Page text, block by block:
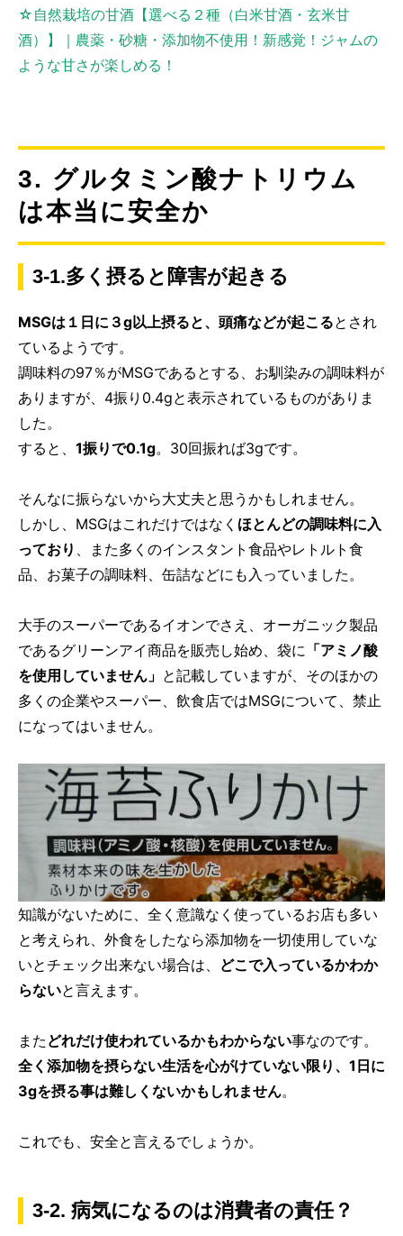
☆自然栽培の甘酒【選べる２種（白米甘酒・玄米甘
酒）】｜農薬・砂糖・添加物不使用！新感覚！ジャムの
ような甘さが楽しめる！
3. グルタミン酸ナトリウム
は本当に安全か
3-1.多く摂ると障害が起きる
MSGは１日に３g以上摂ると、頭痛などが起こるとされ
ているようです。
調味料の97％がMSGであるとする、お馴染みの調味料が
ありますが、4振り0.4gと表示されているものがありま
した。
すると、 1振りで0.1g。30回振れば3gです。
そんなに振らないから大丈夫と思うかもしれません。
しかし、MSGはこれだけではなく ほとんどの調味料に入
っており
、また多くのインスタント食品やレトルト食
品、お菓子の調味料、缶詰などにも入っていました。
大手のスーパーであるイオンでさえ、オーガニック製品
であるグリーンアイ商品を販売し始め、袋に 「アミノ酸
を使用していません」 と記載していますが、そのほかの
多くの企業やスーパー、飲食店ではMSGについて、禁止
になってはいません。
知識がないために、全く意識なく使っているお店も多い
と考えられ、外食をしたなら添加物を一切使用していな
いとチェック出来ない場合は、 どこで入っているかわか
らないと言えます。
また どれだけ使われているかもわからない事なのです。
全く添加物を摂らない生活を心がけていない限り、1日に
3gを摂る事は難しくないかもしれません。
これでも、安全と言えるでしょうか。
3-2. 病気になるのは消費者の責任？